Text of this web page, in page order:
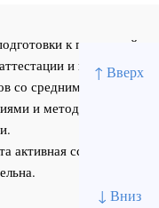
↑ Вверх
↓ Вниз
к первичной
и повышения
со средним и высшим
и методическими
активная ссылка на